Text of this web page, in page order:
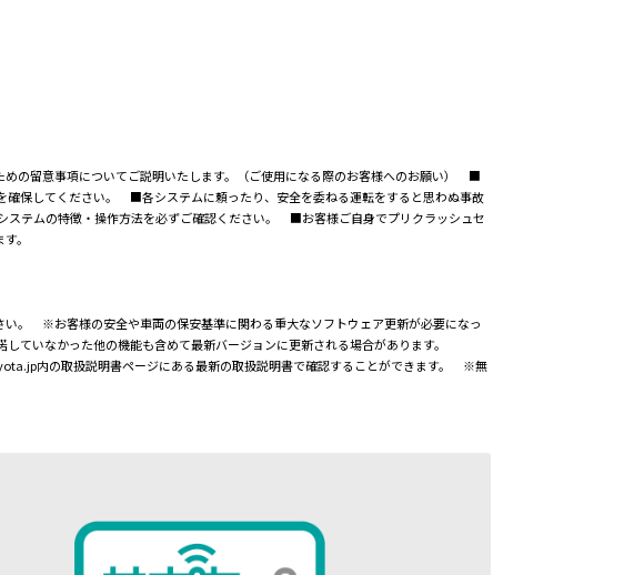
の留意事項についてご説明いたします。（ご使用になる際のお客様へのお願い） ■
確保してください。 ■各システムに頼ったり、安全を委ねる運転をすると思わぬ事故
テムの特徴・操作方法を必ずご確認ください。 ■お客様ご自身でプリクラッシュセ
。
。 ※お客様の安全や車両の保安基準に関わる重大なソフトウェア更新が必要になっ
ていなかった他の機能も含めて最新バージョンに更新される場合があります。
内の取扱説明書ページにある最新の取扱説明書で確認することができます。 ※無